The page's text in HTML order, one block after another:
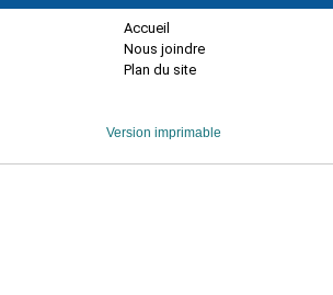
Accueil
Nous joindre
Plan du site
Version imprimable